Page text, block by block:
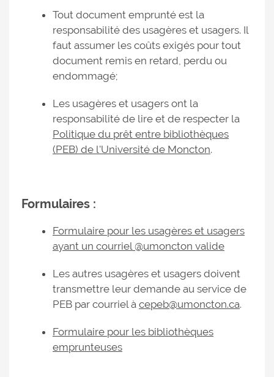
Tout document emprunté est la
responsabilité des usagères et usagers. Il
faut assumer les coûts exigés pour tout
document remis en retard, perdu ou
endommagé;
Les usagères et usagers ont la
responsabilité de lire et de respecter la
Politique du prêt entre bibliothèques
(PEB) de l'Université de Moncton.
Formulaires :
Formulaire pour les usagères et usagers
ayant un courriel @umoncton valide
Les autres usagères et usagers doivent
transmettre leur demande au service de
PEB par courriel à cepeb@umoncton.ca.
Formulaire pour les bibliothèques
emprunteuses